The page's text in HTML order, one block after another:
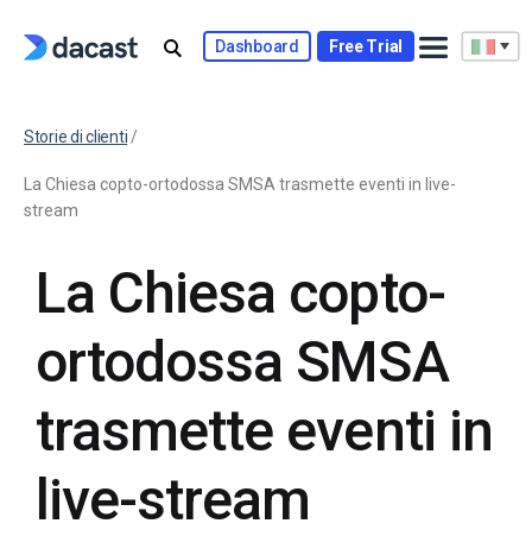
Dashboard Free Trial
Storie di clienti /
La Chiesa copto-ortodossa SMSA trasmette eventi in live-
stream
La Chiesa copto-
ortodossa SMSA
trasmette eventi in
live-stream